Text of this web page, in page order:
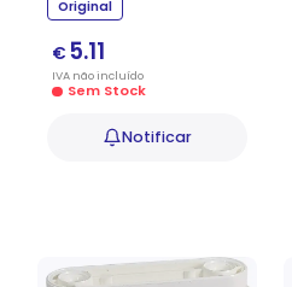
Original
€ 5.11
IVA nãoincluído
Sem Stock
Notificar